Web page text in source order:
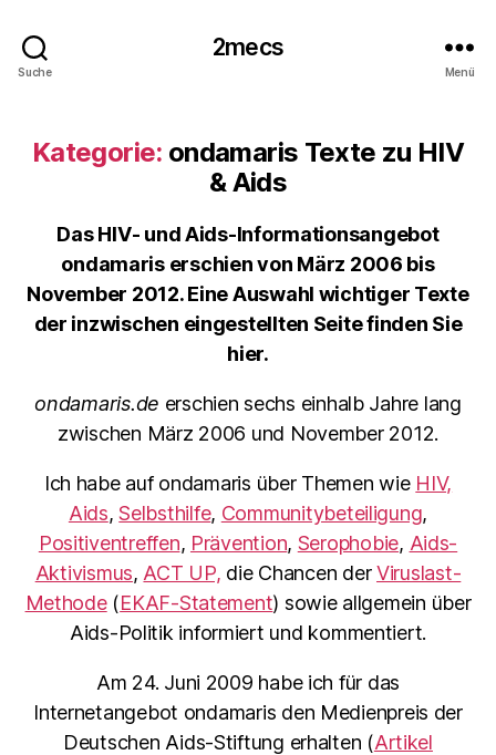
Suche
2mecs
Menü
Kategorie: ondamaris Texte zu HIV
& Aids
Das HIV- und Aids-Informationsangebot
ondamaris erschien von März 2006 bis
November 2012. Eine Auswahl wichtiger Texte
der inzwischen eingestellten Seite finden Sie
hier.
ondamaris.de erschien sechs einhalb Jahre lang
zwischen März 2006 und November 2012.
Ich habe auf ondamaris über Themen wie HIV,
Aids,Selbsthilfe, Communitybeteiligung,
Positiventreffen, Prävention, Serophobie, Aids-
Aktivismus, ACT UP, die Chancen derViruslast-
Methode(EKAF-Statement) sowie allgemein über
Aids-Politik informiert und kommentiert.
Am 24. Juni 2009 habe ich für das
Internetangebot ondamaris den Medienpreis der
Deutschen Aids-Stiftung erhalten (Artikel